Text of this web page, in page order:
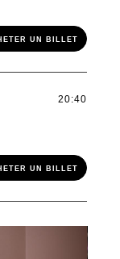
UN BILLET
20:40
UN BILLET